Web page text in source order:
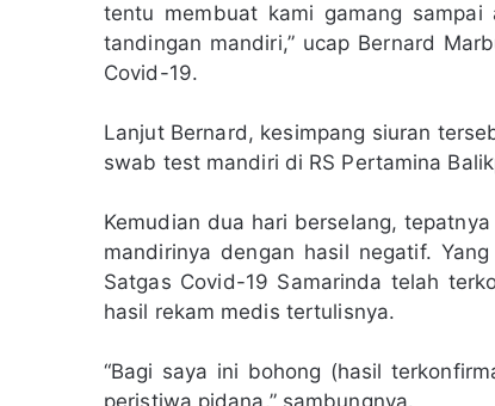
tentu membuat kami gamang sampai
tandingan mandiri,” ucap Bernard
Covid-19.
Lanjut Bernard, kesimpang siuran
swab test mandiri di RS Pertamina
Kemudian dua hari berselang,
mandirinya dengan hasil negatif.
Satgas Covid-19 Samarinda telah
hasil rekam medis tertulisnya.
“Bagi saya ini bohong (hasil
peristiwa pidana,” sambungnya.